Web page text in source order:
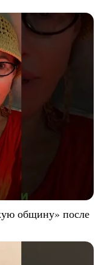
общину» после